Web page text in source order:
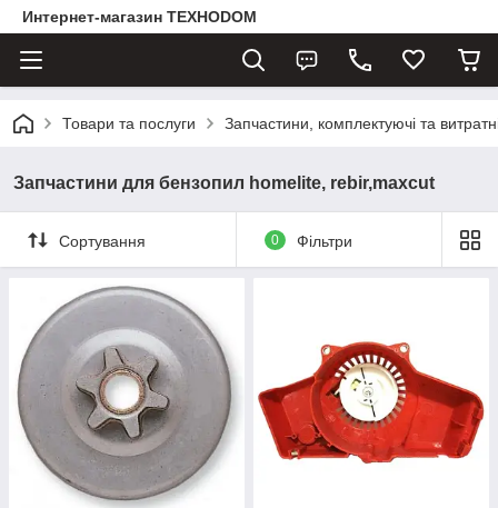
Интернет-магазин ТЕХНОDOM
Товари та послуги Запчастини, комплектуючі та
Запчастини для бензопил homelite, rebir,maxcut
Сортування 0 Фільтри